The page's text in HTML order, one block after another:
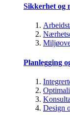
Sikkerhet og
Planlegging
Design